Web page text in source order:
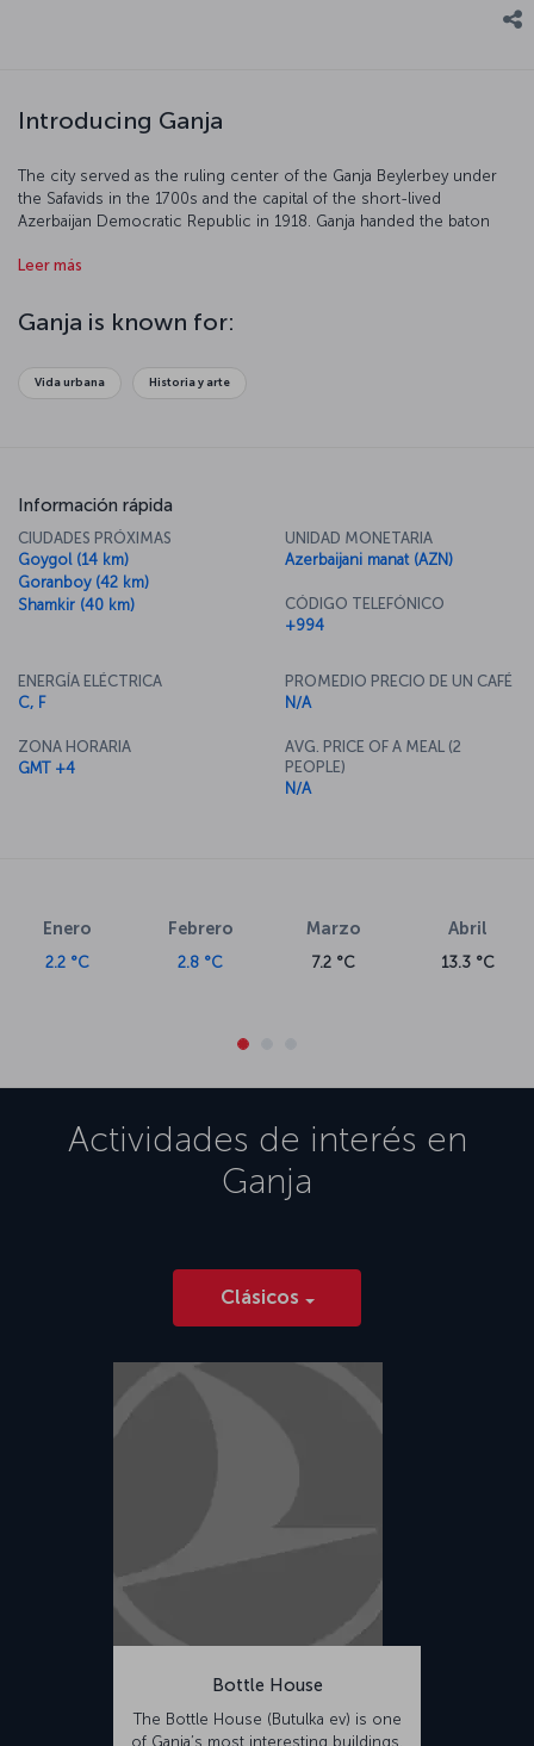
Introducing Ganja
The city served as the ruling center of the Ganja Beylerbey under
the Safavids in the 1700s and the capital of the short-lived
Azerbaijan Democratic Republic in 1918. Ganja handed the baton
the oil industry. The city, which is divided by the River Ganja, was
the Soviet period.
Leer más
Ganja is known for:
Vida urbana Historia y arte
Información rápida
CIUDADES PRÓXIMAS
Goygol (14 km)
Goranboy (42 km)
Shamkir (40 km)
UNIDAD MONETARIA
Azerbaijani manat (AZN)
CÓDIGO TELEFÓNICO
+994
ENERGÍA ELÉCTRICA
C, F
ZONA HORARIA
GMT +4
PROMEDIO PRECIO DE UN CAFÉ
N/A
AVG. PRICE OF A MEAL (2
PEOPLE)
N/A
Enero
2.2 °C
Febrero
2.8 °C
Marzo
7.2 °C
Abril
13.3 °C
Actividades de interés en
Ganja
Clásicos
Bottle House
The Bottle House (Butulka ev) is one
of Ganja’s most interesting buildings.